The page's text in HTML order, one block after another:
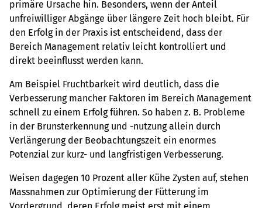
primäre Ursache hin. Besonders, wenn der Anteil
unfreiwilliger Abgänge über längere Zeit hoch bleibt. Für
den Erfolg in der Praxis ist entscheidend, dass der
Bereich Management relativ leicht kontrolliert und
direkt beeinflusst werden kann.
Am Beispiel Fruchtbarkeit wird deutlich, dass die
Verbesserung mancher Faktoren im Bereich Management
schnell zu einem Erfolg führen. So haben z. B. Probleme
in der Brunsterkennung und -nutzung allein durch
Verlängerung der Beobachtungszeit ein enormes
Potenzial zur kurz- und langfristigen Verbesserung.
Weisen dagegen 10 Prozent aller Kühe Zysten auf, stehen
Massnahmen zur Optimierung der Fütterung im